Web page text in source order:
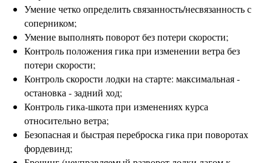
Умение четко определить связанность/несвязанность с
соперником;
Умение выполнять поворот без потери скорости;
Контроль положения гика при изменении ветра без
потери скорости;
Контроль скорости лодки на старте: максимальная -
остановка - задний ход;
Контроль гика-шкота при изменениях курса
относительно ветра;
Безопасная и быстрая переброска гика при поворотах
фордевинд;